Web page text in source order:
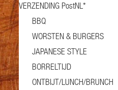
VERZENDING PostNL*
BBQ
WORSTEN & BURGERS
JAPANESE STYLE
BORRELTIJD
ONTBIJT/LUNCH/BRUNCH